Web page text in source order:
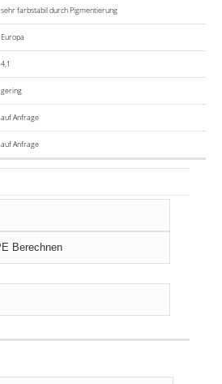
sehr farbstabil durch Pigmentierung
Europa
4,1
gering
auf Anfrage
auf Anfrage